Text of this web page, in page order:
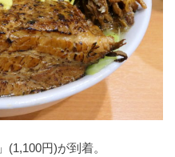
」(1,100円)が到着。